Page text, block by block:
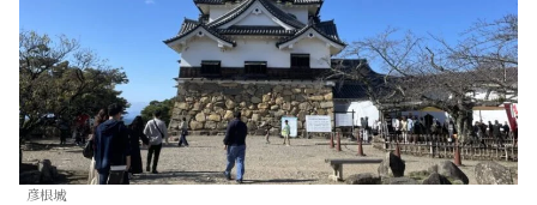
彦根城